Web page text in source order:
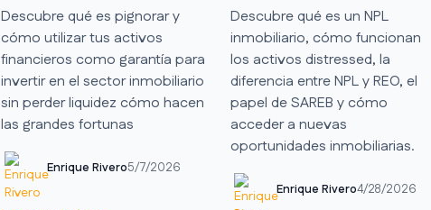
Descubre qué es pignorar y
cómo utilizar tus activos
financieros como garantía para
invertir en el sector inmobiliario
sin perder liquidez cómo hacen
las grandes fortunas
Enrique Rivero5/7/2026
Descubre qué es un NPL
inmobiliario, cómo funcionan
los activos distressed, la
diferencia entre NPL y REO, el
papel de SAREB y cómo
acceder a nuevas
oportunidades inmobiliarias.
Enrique Rivero4/28/2026